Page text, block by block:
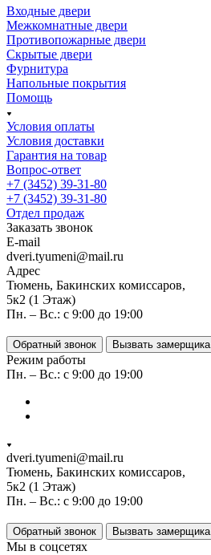
Входные двери
Межкомнатные двери
Противопожарные двери
Скрытые двери
Фурнитура
Напольные покрытия
Помощь
Условия оплаты
Условия доставки
Гарантия на товар
Вопрос-ответ
+7 (3452) 39-31-80
+7 (3452) 39-31-80
Отдел продаж
Заказать звонок
E-mail
dveri.tyumeni@mail.ru
Адрес
Тюмень, Бакинских комиссаров,
5к2 (1 Этаж)
Пн. – Вс.: с 9:00 до 19:00
Обратный звонок Вызвать замерщика
Режим работы
Пн. – Вс.: с 9:00 до 19:00
dveri.tyumeni@mail.ru
Тюмень, Бакинских комиссаров,
5к2 (1 Этаж)
Пн. – Вс.: с 9:00 до 19:00
Обратный звонок Вызвать замерщика
Мы в соцсетях